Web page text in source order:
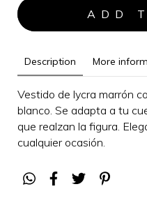
Description More
Vestido de lycra marrón
blanco. Se adapta a tu
que realzan la figura.
cualquier ocasión